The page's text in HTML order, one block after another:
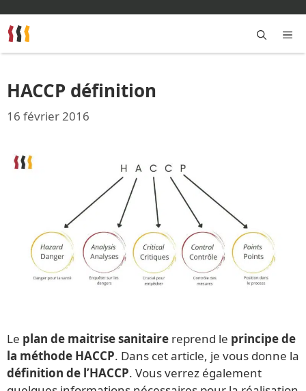
au
contenu
HACCP définition
16 février 2016
Le plan de maitrise sanitaire reprend le principe de
la méthode HACCP. Dans cet article, je vous donne la
définition de l’HACCP. Vous verrez également